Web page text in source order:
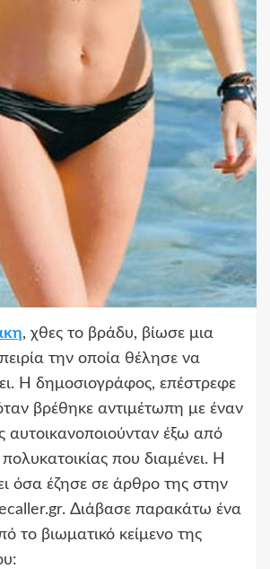
, χθες το βράδυ, βίωσε μια
την οποία θέλησε να
Η δημοσιογράφος, επέστρεφε
βρέθηκε αντιμέτωπη με έναν
αυτοικανοποιούνταν έξω από
που διαμένει. Η
όσα έζησε σε άρθρο της στην
Διάβασε παρακάτω ένα
το βιωματικό κείμενο της